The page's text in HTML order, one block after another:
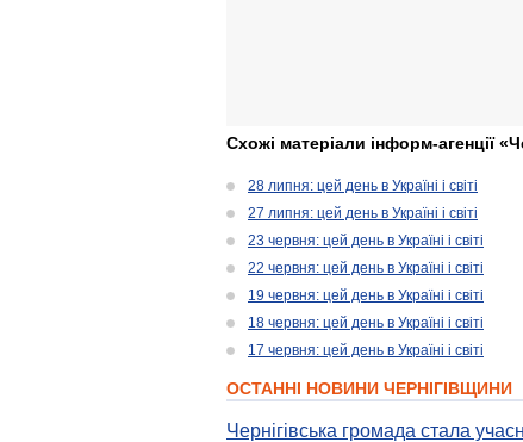
Схожі матеріали інформ-агенції
28 липня: цей день в Україні і світі
27 липня: цей день в Україні і світі
23 червня: цей день в Україні і світі
22 червня: цей день в Україні і світі
19 червня: цей день в Україні і світі
18 червня: цей день в Україні і світі
17 червня: цей день в Україні і світі
ОСТАННІ НОВИНИ ЧЕРНІГІВЩИНИ
Чернігівська громада стала